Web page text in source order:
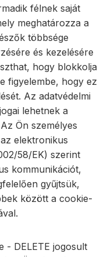
félnek saját
meghatározza a
többsége
és kezelésére
hogy blokkolja
figyelembe, hogy ez
Az adatvédelmi
lehetnek a
Ön személyes
elektronikus
58/EK) szerint
kommunikációt,
gyűjtsük,
között a cookie-
- DELETE jogosult